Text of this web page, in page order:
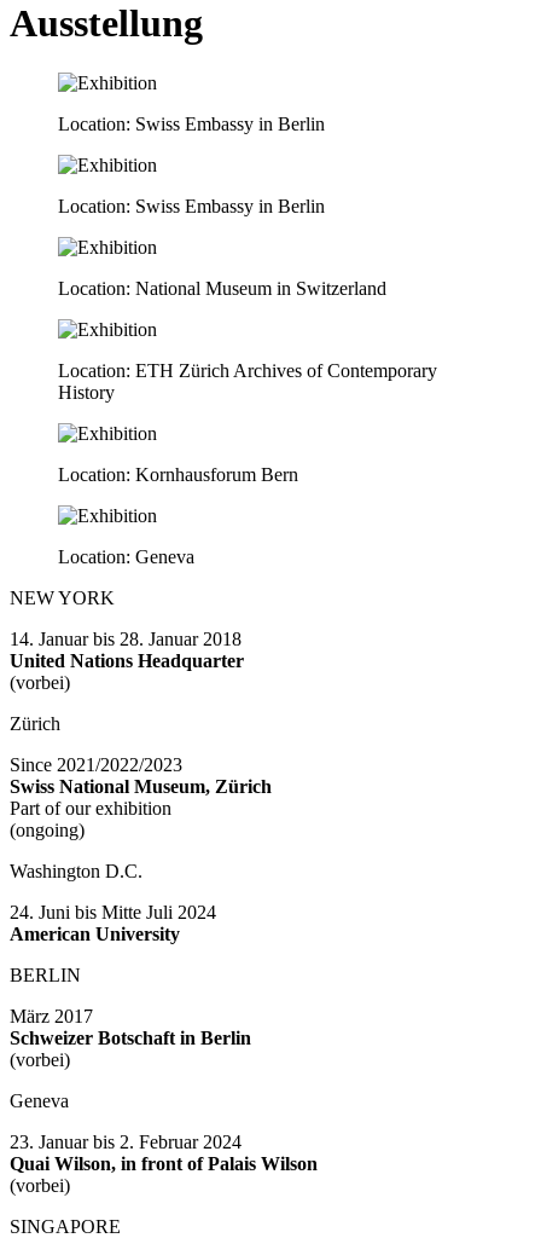
Ausstellung
Location: Swiss Embassy in Berlin
Location: Swiss Embassy in Berlin
Location: National Museum in Switzerland
Location: ETH Zürich Archives of Contemporary
History
Location: Kornhausforum Bern
Location: Geneva
NEW YORK
14. Januar bis 28. Januar 2018
United Nations Headquarter
(vorbei)
Zürich
Since 2021/2022/2023
Swiss National Museum, Zürich
Part of our exhibition
(ongoing)
Washington D.C.
24. Juni bis Mitte Juli 2024
American University
BERLIN
März 2017
Schweizer Botschaft in Berlin
(vorbei)
Geneva
23. Januar bis 2. Februar 2024
Quai Wilson, in front of Palais Wilson
(vorbei)
SINGAPORE